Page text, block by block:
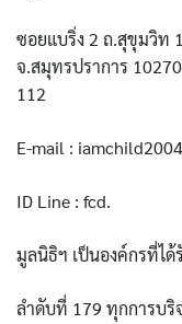
ซอยแบริ่ง 2 ถ.สุขุมวิท
จ.สมุทรปราการ
112
E-mail :
ID Line : fcd.
มูลนิธิฯ เป็นองค์กรที่ได้
ลำดับที่ 179 ทุกการบริ